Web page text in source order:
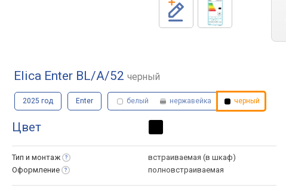
Elica Enter BL/A/52 черный
2025 год Enter белый нержавейка черный
Цвет
Тип и монтаж
встраиваемая (в шкаф)
Оформление
полновстраиваемая